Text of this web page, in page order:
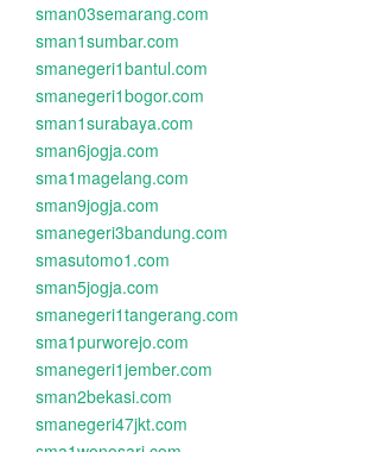
sman03semarang.com
sman1sumbar.com
smanegeri1bantul.com
smanegeri1bogor.com
sman1surabaya.com
sman6jogja.com
sma1magelang.com
sman9jogja.com
smanegeri3bandung.com
smasutomo1.com
sman5jogja.com
smanegeri1tangerang.com
sma1purworejo.com
smanegeri1jember.com
sman2bekasi.com
smanegeri47jkt.com